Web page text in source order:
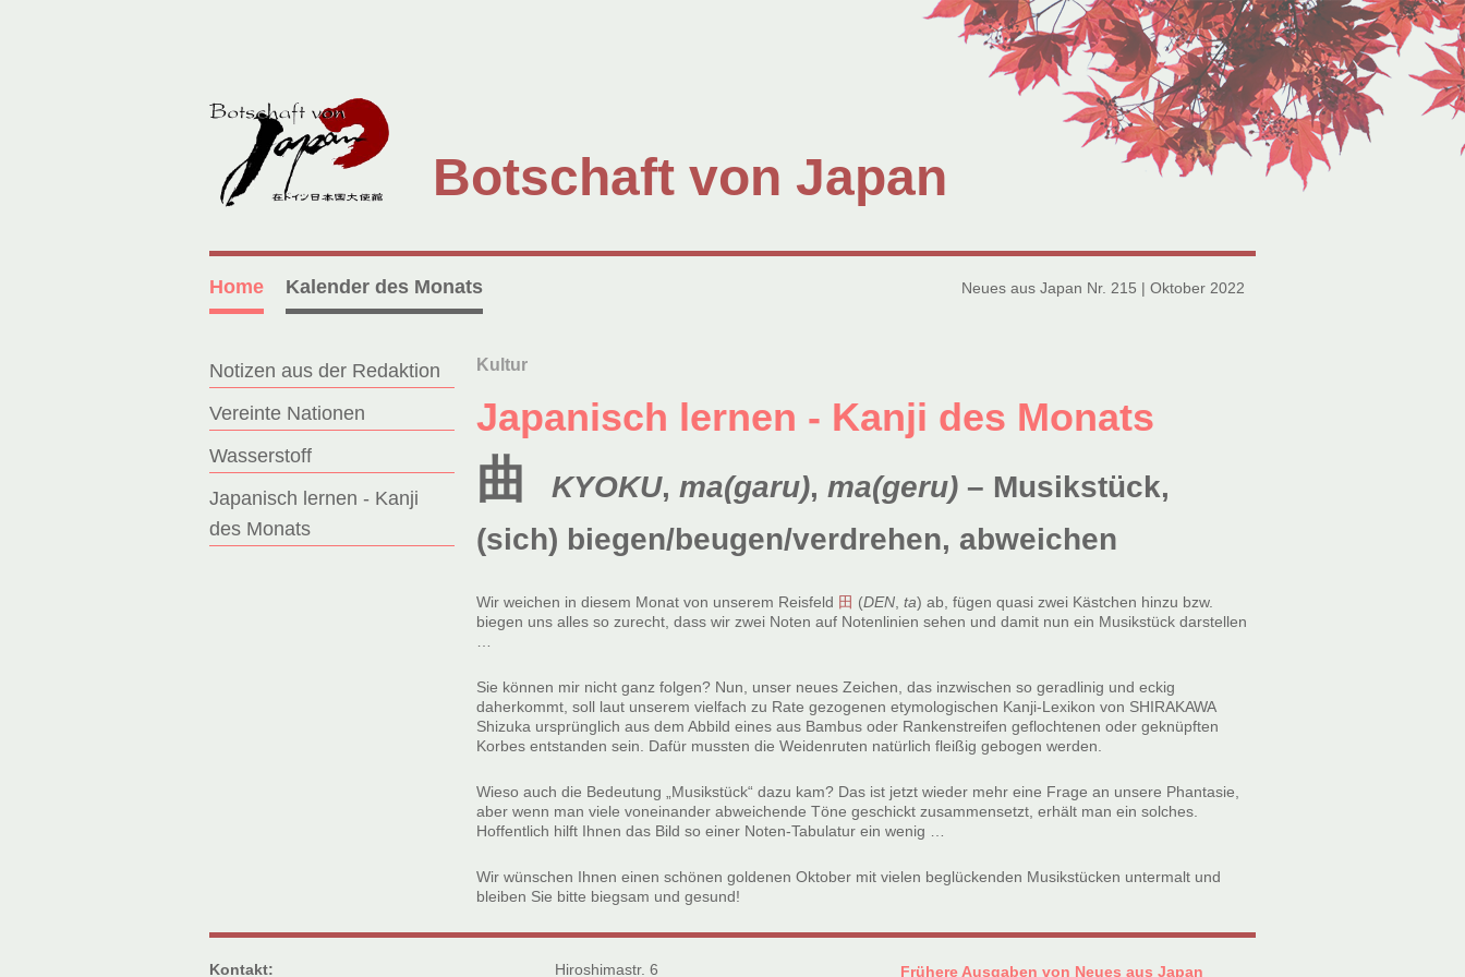
Botschaft von Japan
Home Kalender des Monats Neues aus Japan Nr. 215 | Oktober 2022
Notizen aus der Redaktion
Vereinte Nationen
Wasserstoff
Japanisch lernen - Kanji
des Monats
Kultur
Japanisch lernen - Kanji des Monats
曲 KYOKU, ma(garu), ma(geru) – Musikstück,
(sich) biegen/beugen/verdrehen, abweichen
Wir weichen in diesem Monat von unserem Reisfeld 田 (DEN, ta) ab, fügen quasi zwei Kästchen hinzu bzw.
biegen uns alles so zurecht, dass wir zwei Noten auf Notenlinien sehen und damit nun ein Musikstück darstellen
…
Sie können mir nicht ganz folgen? Nun, unser neues Zeichen, das inzwischen so geradlinig und eckig
daherkommt, soll laut unserem vielfach zu Rate gezogenen etymologischen Kanji-Lexikon von SHIRAKAWA
Shizuka ursprünglich aus dem Abbild eines aus Bambus oder Rankenstreifen geflochtenen oder geknüpften
Korbes entstanden sein. Dafür mussten die Weidenruten natürlich fleißig gebogen werden.
Wieso auch die Bedeutung „Musikstück“ dazu kam? Das ist jetzt wieder mehr eine Frage an unsere Phantasie,
aber wenn man viele voneinander abweichende Töne geschickt zusammensetzt, erhält man ein solches.
Hoffentlich hilft Ihnen das Bild so einer Noten-Tabulatur ein wenig …
Wir wünschen Ihnen einen schönen goldenen Oktober mit vielen beglückenden Musikstücken untermalt und
bleiben Sie bitte biegsam und gesund!
Kontakt: Hiroshimastr. 6 Frühere Ausgaben von Neues aus Japan